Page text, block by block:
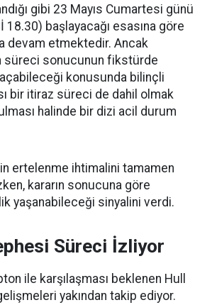
gibi 23 Mayıs Cumartesi günü
18.30) başlayacağı esasına göre
devam etmektedir. Ancak
süreci sonucunun fikstürde
konusunda bilinçli
bir itiraz süreci de dahil olmak
halinde bir dizi acil durum
ertelenme ihtimalini tamamen
kararın sonucuna göre
yaşanabileceği sinyalini verdi.
Süreci İzliyor
ile karşılaşması beklenen Hull
yakından takip ediyor.